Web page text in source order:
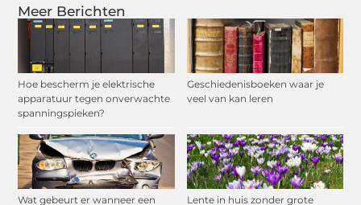
Meer Berichten
Hoe bescherm je elektrische
apparatuur tegen onverwachte
spanningspieken?
Geschiedenisboeken waar je
veel van kan leren
Wat gebeurt er wanneer een
Lente in huis zonder grote